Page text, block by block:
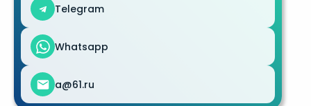
Telegram
Whatsapp
a@61.ru